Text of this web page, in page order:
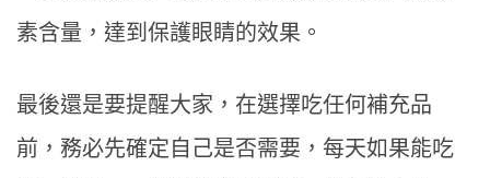
素含量，達到保護眼睛的效果。
最後還是要提醒大家，在選擇吃任何補充品
前，務必先確定自己是否需要，每天如果能吃